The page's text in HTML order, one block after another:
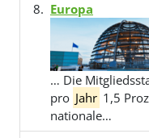
Europa
… Die
pro Jahr 1,5
nationale…